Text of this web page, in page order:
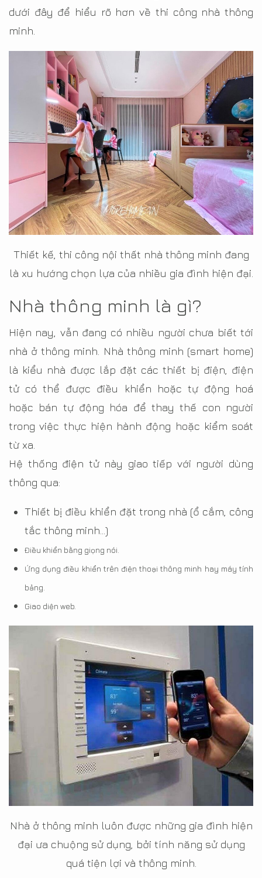
dưới đây để hiểu rõ hơn về thi công nhà thông
minh.
Thiết kế, thi công nội thất nhà thông minh đang
là xu hướng chọn lựa của nhiều gia đình hiện đại.
Nhà thông minh là gì?
Hiện nay, vẫn đang có nhiều người chưa biết tới
nhà ở thông minh. Nhà thông minh (smart home)
là kiểu nhà được lắp đặt các thiết bị điện, điện
tử có thể được điều khiển hoặc tự động hoá
hoặc bán tự động hóa để thay thế con người
trong việc thực hiện hành động hoặc kiểm soát
từ xa.
Hệ thống điện tử này giao tiếp với người dùng
thông qua:
Thiết bị điều khiển đặt trong nhà (ổ cắm, công
tắc thông minh…)
Điều khiển bằng giọng nói.
Ứng dụng điều khiển trên điện thoại thông minh hay máy tính
bảng.
Giao diện web.
Nhà ở thông minh luôn được những gia đình hiện
đại ưa chuộng sử dụng, bởi tính năng sử dụng
quá tiện lợi và thông minh.